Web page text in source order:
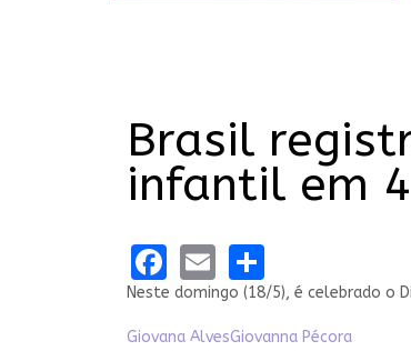
Brasil
infantil em
Facebook
Email
Neste domingo (18/5), é celebrado o
Giovana AlvesGiovanna Pécora